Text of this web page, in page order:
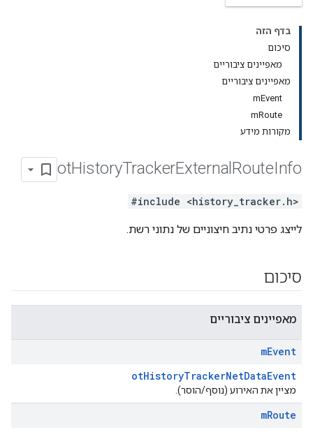
בדף הזה
סיכום
מאפיינים ציבוריים
מאפיינים ציבוריים
mEvent
mRoute
מקורות מידע
otHistoryTrackerExternal RouteInfo
#include <history_tracker.h>
לייצג פרטי נתיב חיצוניים של נתוני רשת.
סיכום
מאפיינים ציבוריים
mEvent
otHistoryTrackerNetDataEvent
מציין את האירוע (נוסף/הוסר).
mRoute